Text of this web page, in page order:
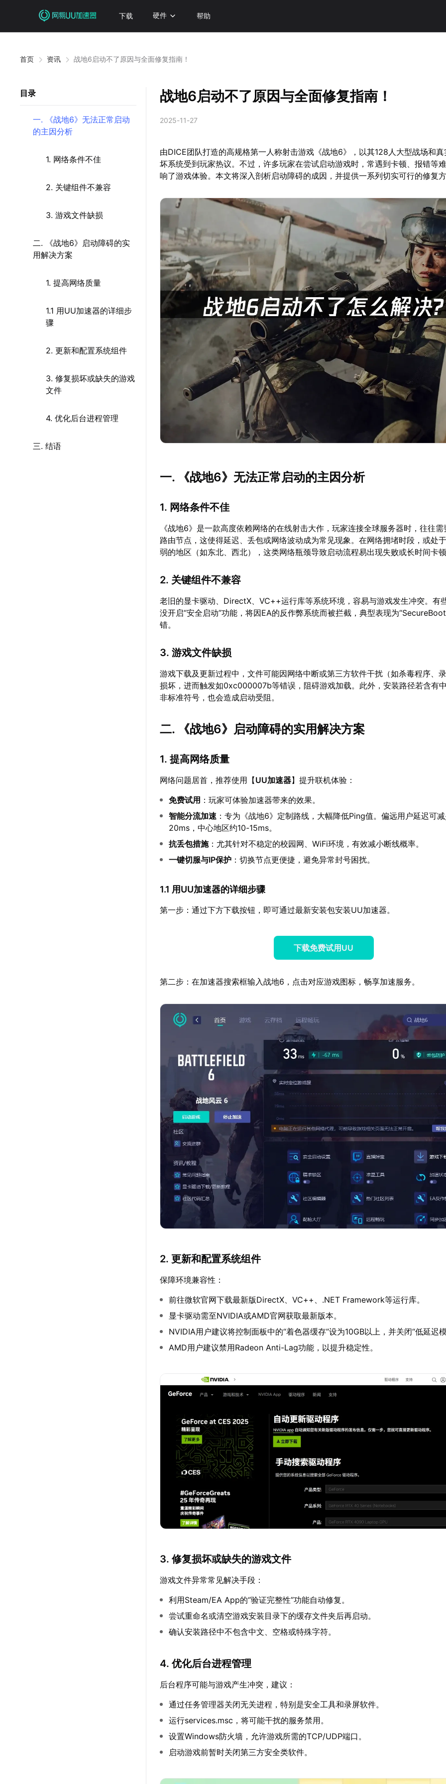
下载 硬件 帮助
首页 资讯 战地6启动不了原因与全面修复指南！
目录
一. 《战地6》无法正常启动
的主因分析
1. 网络条件不佳
2. 关键组件不兼容
3. 游戏文件缺损
二. 《战地6》启动障碍的实
用解决方案
1. 提高网络质量
1.1 用UU加速器的详细步
骤
2. 更新和配置系统组件
3. 修复损坏或缺失的游戏
文件
4. 优化后台进程管理
三. 结语
战地6启动不了原因与全面修复指南！
2025-11-27
由DICE团队打造的高规格第一人称射击游戏《战地6》，以其128人大型战场和
坏系统受到玩家热议。不过，许多玩家在尝试启动游戏时，常遇到卡顿、报错等
响了游戏体验。本文将深入剖析启动障碍的成因，并提供一系列切实可行的修复
一. 《战地6》无法正常启动的主因分析
1. 网络条件不佳
《战地6》是一款高度依赖网络的在线射击大作，玩家连接全球服务器时，往往
路由节点，这使得延迟、丢包或网络波动成为常见现象。在网络拥堵时段，或处
弱的地区（如东北、西北），这类网络瓶颈导致启动流程易出现失败或长时间卡
2. 关键组件不兼容
老旧的显卡驱动、DirectX、VC++运行库等系统环境，容易与游戏发生冲突。有
没开启“安全启动”功能，将因EA的反作弊系统而被拦截，典型表现为
错。
3. 游戏文件缺损
游戏下载及更新过程中，文件可能因网络中断或第三方软件干扰（如杀毒程序、
损坏，进而触发如0xc000007b等错误，阻碍游戏加载。此外，安装路径若含有
非标准符号，也会造成启动受阻。
二. 《战地6》启动障碍的实用解决方案
1. 提高网络质量
网络问题居首，推荐使用【UU加速器】提升联机体验：
免费试用 ：玩家可体验加速器带来的效果。
智能分流加速 ：专为《战地6》定制路线，大幅降低Ping值。偏远用户延迟可
20ms，中心地区约10-15ms。
抗丢包措施：尤其针对不稳定的校园网、WiFi环境，有效减小断线概率。
一键切服与IP保护 ：切换节点更便捷，避免异常封号困扰。
1.1 用UU加速器的详细步骤
第一步：通过下方下载按钮，即可通过最新安装包安装UU加速器。
下载免费试用UU
第二步：在加速器搜索框输入战地6，点击对应游戏图标，畅享加速服务。
2. 更新和配置系统组件
保障环境兼容性：
前往微软官网下载最新版DirectX、VC++、.NET Framework等运行库。
显卡驱动需至NVIDIA或AMD官网获取最新版本。
NVIDIA用户建议将控制面板中的“着色器缓存”设为10GB以上，并关闭“低延迟
AMD用户建议禁用Radeon Anti-Lag功能，以提升稳定性。
3. 修复损坏或缺失的游戏文件
游戏文件异常常见解决手段：
利用Steam/EA App的“验证完整性”功能自动修复。
尝试重命名或清空游戏安装目录下的缓存文件夹后再启动。
确认安装路径中不包含中文、空格或特殊字符。
4. 优化后台进程管理
后台程序可能与游戏产生冲突，建议：
通过任务管理器关闭无关进程，特别是安全工具和录屏软件。
运行services.msc，将可能干扰的服务禁用。
设置Windows防火墙，允许游戏所需的TCP/UDP端口。
启动游戏前暂时关闭第三方安全类软件。